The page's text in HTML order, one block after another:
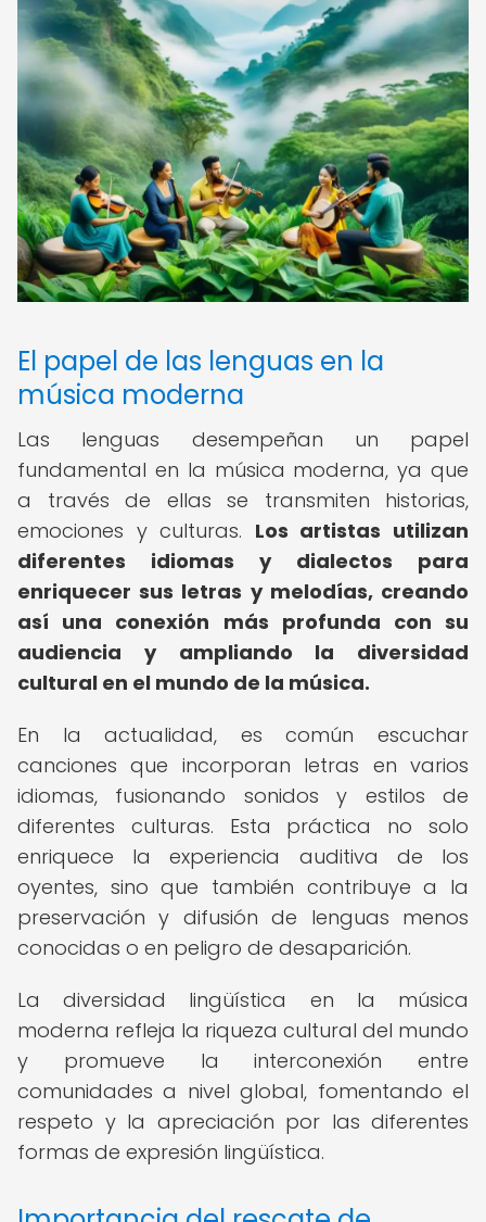
El papel de las lenguas en la
música moderna
Las lenguas desempeñan un papel
fundamental en la música moderna, ya que
a través de ellas se transmiten historias,
emociones y culturas. Los artistas utilizan
diferentes idiomas y dialectos para
enriquecer sus letras y melodías, creando
así una conexión más profunda con su
audiencia y ampliando la diversidad
cultural en el mundo de la música.
En la actualidad, es común escuchar
canciones que incorporan letras en varios
idiomas, fusionando sonidos y estilos de
diferentes culturas. Esta práctica no solo
enriquece la experiencia auditiva de los
oyentes, sino que también contribuye a la
preservación y difusión de lenguas menos
conocidas o en peligro de desaparición.
La diversidad lingüística en la música
moderna refleja la riqueza cultural del mundo
y promueve la interconexión entre
comunidades a nivel global, fomentando el
respeto y la apreciación por las diferentes
formas de expresión lingüística.